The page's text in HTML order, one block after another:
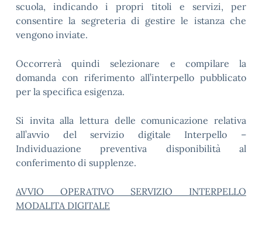
scuola, indicando i propri titoli e servizi, per
consentire la segreteria di gestire le istanza che
vengono inviate.
Occorrerà quindi selezionare e compilare la
domanda con riferimento all’interpello pubblicato
per la specifica esigenza.
Si invita alla lettura delle comunicazione relativa
all’avvio del servizio digitale Interpello –
Individuazione preventiva disponibilità al
conferimento di supplenze.
AVVIO OPERATIVO SERVIZIO INTERPELLO
MODALITA DIGITALE